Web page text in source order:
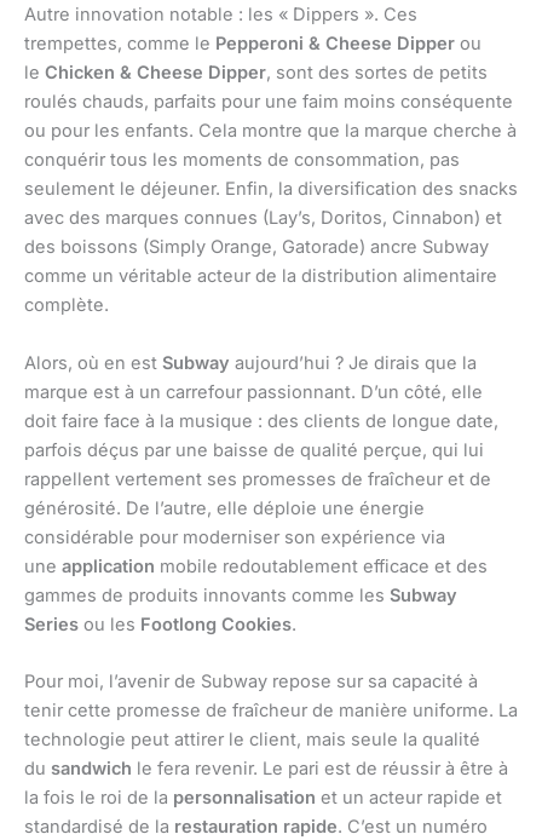
Autre innovation notable : les « Dippers ». Ces
trempettes, comme le Pepperoni & Cheese Dipper ou
le Chicken & Cheese Dipper, sont des sortes de petits
roulés chauds, parfaits pour une faim moins conséquente
ou pour les enfants. Cela montre que la marque cherche à
conquérir tous les moments de consommation, pas
seulement le déjeuner. Enfin, la diversification des snacks
avec des marques connues (Lay’s, Doritos, Cinnabon) et
des boissons (Simply Orange, Gatorade) ancre Subway
comme un véritable acteur de la distribution alimentaire
complète.
Alors, où en est Subway aujourd’hui ? Je dirais que la
marque est à un carrefour passionnant. D’un côté, elle
doit faire face à la musique : des clients de longue date,
parfois déçus par une baisse de qualité perçue, qui lui
rappellent vertement ses promesses de fraîcheur et de
générosité. De l’autre, elle déploie une énergie
considérable pour moderniser son expérience via
une application mobile redoutablement efficace et des
gammes de produits innovants comme les Subway
Series ou les Footlong Cookies.
Pour moi, l’avenir de Subway repose sur sa capacité à
tenir cette promesse de fraîcheur de manière uniforme. La
technologie peut attirer le client, mais seule la qualité
du sandwich le fera revenir. Le pari est de réussir à être à
la fois le roi de la personnalisation et un acteur rapide et
standardisé de la restauration rapide. C’est un numéro